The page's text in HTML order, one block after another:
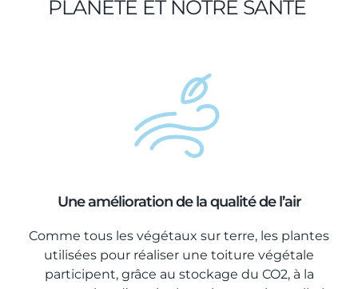
PLANÈTE ET NOTRE SANTÉ
Une amélioration de la qualité de l’air
Comme tous les végétaux sur terre, les plantes
utilisées pour réaliser une toiture végétale
participent, grâce au stockage du CO2, à la